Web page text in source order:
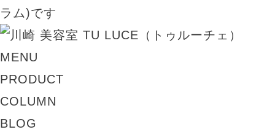
MENU
PRODUCT
COLUMN
BLOG